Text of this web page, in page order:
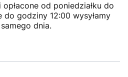
od poniedziałku do
godziny 12:00 wysyłamy
dnia.